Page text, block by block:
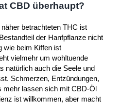
CBD überhaupt?
betrachteten THC ist
der Hanfpflanze nicht
wie beim Kiffen ist
vielmehr um wohltuende
natürlich auch die Seele und
Schmerzen, Entzündungen,
mehr lassen sich mit CBD-Öl
ist willkommen, aber macht